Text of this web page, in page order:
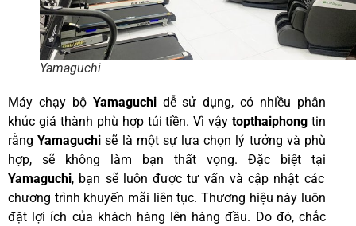
Yamaguchi
Máy chạy bộ Yamaguchidễ sử dụng, có nhiều phân
khúc giá thành phù hợp túi tiền. Vì vậytopthaiphong tin
rằngYamaguchi sẽ là một sự lựa chọn lý tưởng và phù
hợp, sẽ không làm bạn thất vọng. Đặc biệt tại
Yamaguchi, bạn sẽ luôn được tư vấn và cập nhật các
chương trình khuyến mãi liên tục. Thương hiệu này luôn
đặt lợi ích của khách hàng lên hàng đầu. Do đó, chắc